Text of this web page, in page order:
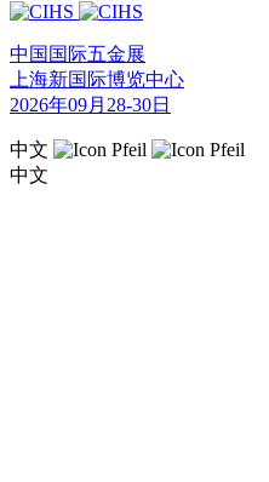
中国国际五金展
上海新国际博览中心
2026年09月28-30日
中文
中文